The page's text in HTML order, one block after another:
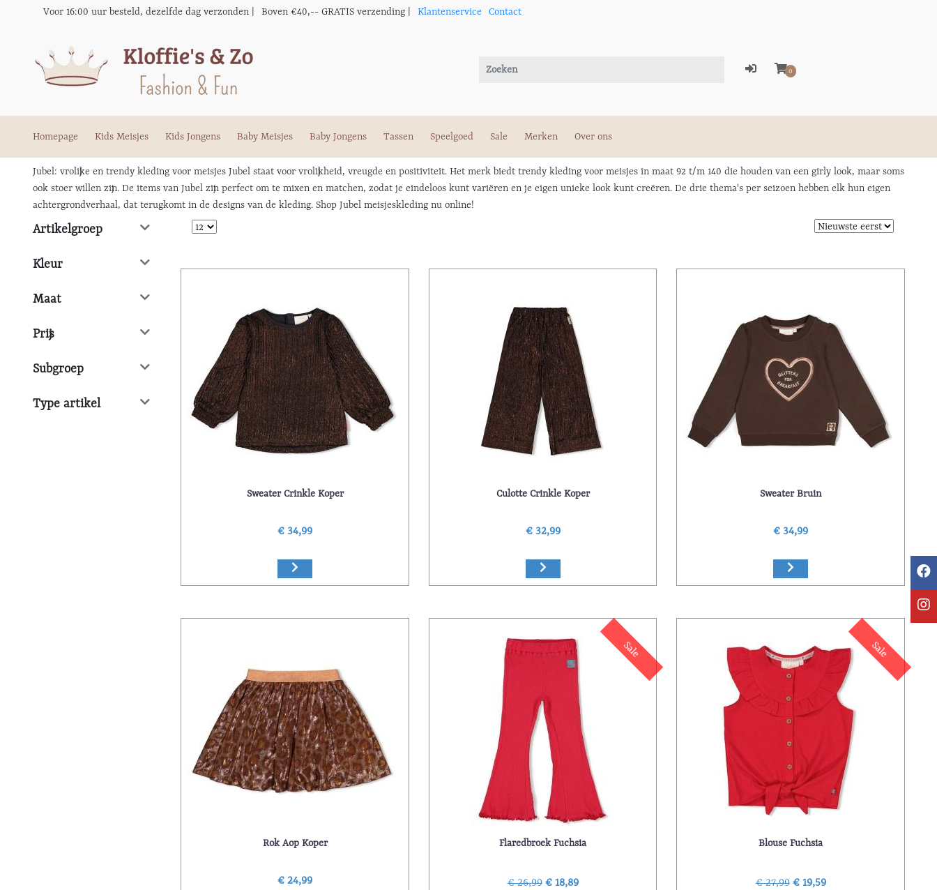
Voor 16:00 uur besteld, dezelfde dag verzonden | Boven €40,-- GRATIS verzending | Klantenservice Contact
0
Homepage Kids Meisjes Kids Jongens Baby Meisjes Baby Jongens Tassen Speelgoed Sale Merken Over ons
Jubel: vrolijke en trendy kleding voor meisjes Jubel staat voor vrolijkheid, vreugde en positiviteit. Het merk biedt trendy kleding voor meisjes in maat 92 t/m 140 die houden van een girly look, maar soms
ook stoer willen zijn. De items van Jubel zijn perfect om te mixen en matchen, zodat je eindeloos kunt variëren en je eigen unieke look kunt creëren. De drie thema's per seizoen hebben elk hun eigen
achtergrondverhaal, dat terugkomt in de designs van de kleding. Shop Jubel meisjeskleding nu online!
Artikelgroep
Kleur
Maat
Prijs
Subgroep
Type artikel
Sweater Crinkle Koper
€ 34,99
Culotte Crinkle Koper
€ 32,99
Sweater Bruin
€ 34,99
Rok Aop Koper
€ 24,99
Sale
Flaredbroek Fuchsia
€ 26,99 € 18,89
Sale
Blouse Fuchsia
€ 27,99 € 19,59